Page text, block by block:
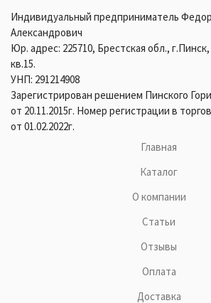
Индивидуальный предприниматель
Александрович
Юр. адрес: 225710, Брестская обл.,
кв.15.
УНП: 291214908
Зарегистрирован решением Пинского
от 20.11.2015г. Номер регистрации в
от 01.02.2022г.
Главная
Каталог
О компании
Статьи
Отзывы
Оплата
Доставка